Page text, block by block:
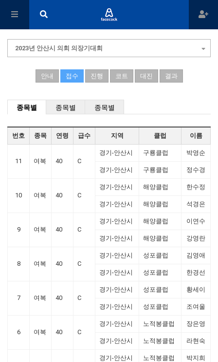
2023년 안산시 의회 의장기대회
안내 접수 진행 코트 대진 결과
종목별 종목별 종목별
번호 종목 연령 급수 지역 클럽 이름
11 여복 40 C
경기-안산시 구룡클럽 박영순
경기-안산시 구룡클럽 정수경
10 여복 40 C
경기-안산시 해양클럽 한수정
경기-안산시 해양클럽 석경은
9 여복 40 C
경기-안산시 해양클럽 이연수
경기-안산시 해양클럽 강영란
8 여복 40 C
경기-안산시 성포클럽 김영애
경기-안산시 성포클럽 한경선
7 여복 40 C
경기-안산시 성포클럽 황세이
경기-안산시 성포클럽 조여울
6 여복 40 C
경기-안산시 노적봉클럽 장은영
경기-안산시 노적봉클럽 라현숙
경기-안산시 노적봉클럽 박지희